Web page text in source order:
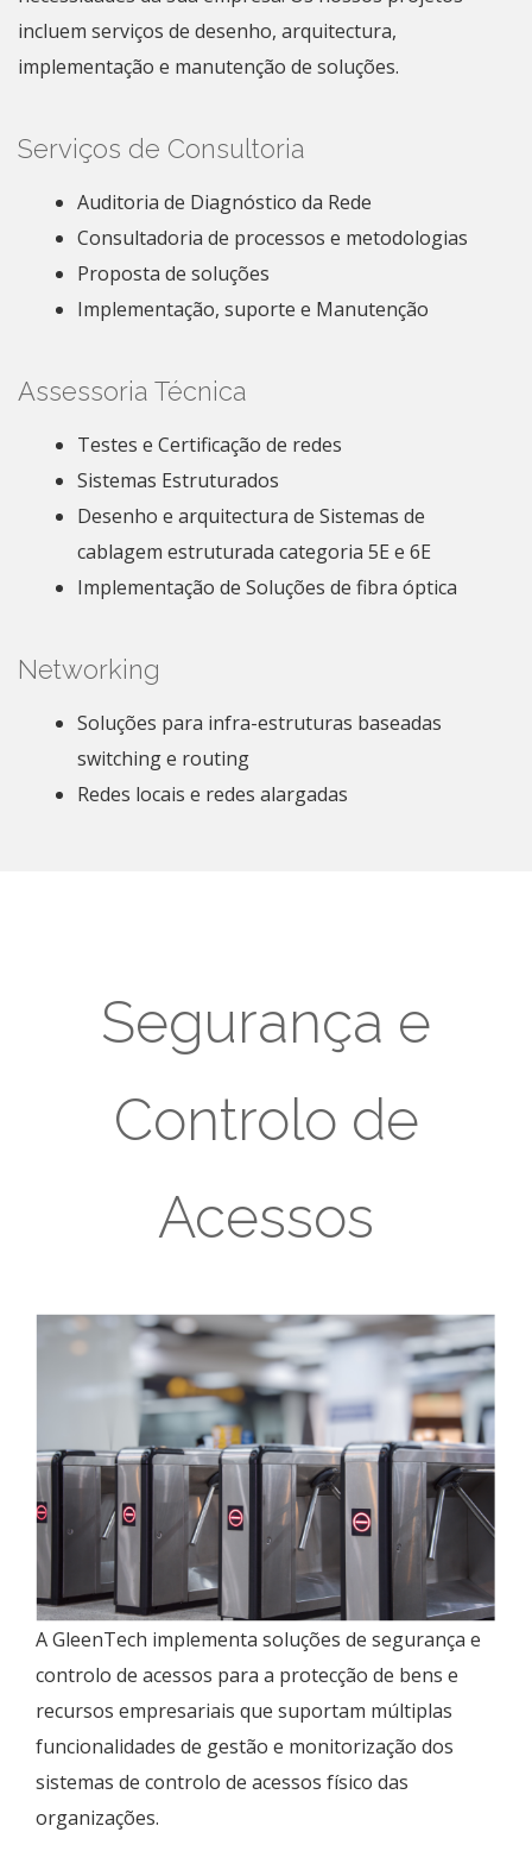
incluem serviços de desenho, arquitectura,
implementação e manutenção de soluções.
Serviços de Consultoria
Auditoria de Diagnóstico da Rede
Consultadoria de processos e metodologias
Proposta de soluções
Implementação, suporte e Manutenção
Assessoria Técnica
Testes e Certificação de redes
Sistemas Estruturados
Desenho e arquitectura de Sistemas de
cablagem estruturada categoria 5E e 6E
Implementação de Soluções de fibra óptica
Networking
Soluções para infra-estruturas baseadas
switching e routing
Redes locais e redes alargadas
Segurança e
Controlo de
Acessos
A GleenTech implementa soluções de segurança e
controlo de acessos para a protecção de bens e
recursos empresariais que suportam múltiplas
funcionalidades de gestão e monitorização dos
sistemas de controlo de acessos físico das
organizações.